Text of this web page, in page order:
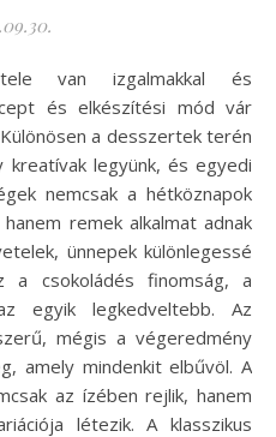
és elkészítési mód vár
a desszertek terén
kreatívak legyünk, és egyedi
nemcsak a hétköznapok
remek alkalmat adnak
ünnepek különlegessé
csokoládés finomság, a
egyik legkedveltebb. Az
mégis a végeredmény
amely mindenkit elbűvöl. A
az ízében rejlik, hanem
létezik. A klasszikus